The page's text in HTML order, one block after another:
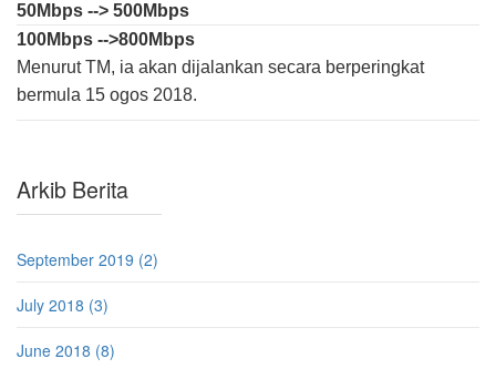
50Mbps --> 500Mbps
100Mbps -->800Mbps
Menurut TM, ia akan dijalankan secara berperingkat
bermula 15 ogos 2018.
Arkib Berita
September 2019 (2)
July 2018 (3)
June 2018 (8)